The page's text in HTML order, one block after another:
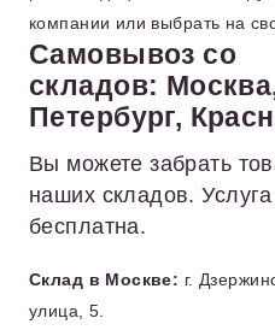
компании или выбрать на
Самовывоз со
складов:
Петербург,
Вы можете забрать
наших складов.
бесплатна.
Склад в Москве: г.
улица, 5.